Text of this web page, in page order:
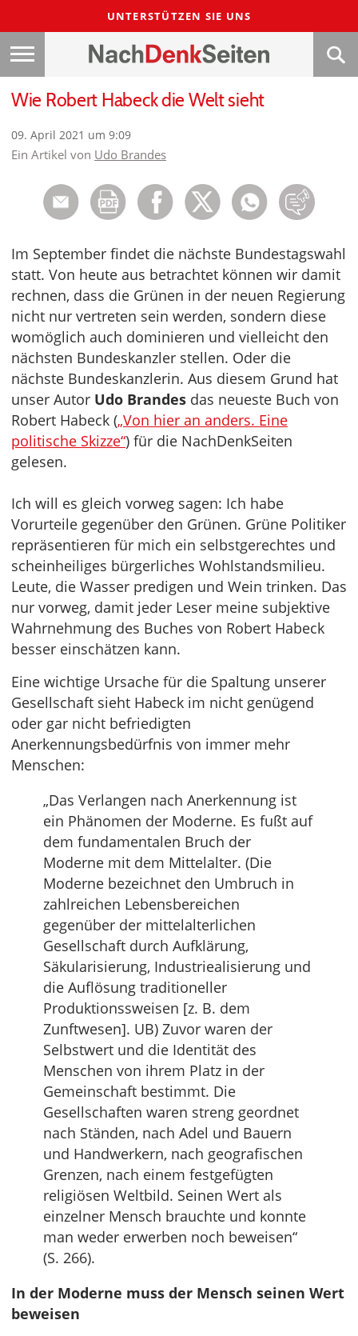
UNTERSTÜTZEN SIE UNS
Wie Robert Habeck die Welt sieht
09. April 2021 um 9:09
Ein Artikel von Udo Brandes
Im September findet die nächste Bundestagswahl
statt. Von heute aus betrachtet können wir damit
rechnen, dass die Grünen in der neuen Regierung
nicht nur vertreten sein werden, sondern diese
womöglich auch dominieren und vielleicht den
nächsten Bundeskanzler stellen. Oder die
nächste Bundeskanzlerin. Aus diesem Grund hat
unser Autor Udo Brandes das neueste Buch von
Robert Habeck („Von hier an anders. Eine
politische Skizze“) für die NachDenkSeiten
gelesen.
Ich will es gleich vorweg sagen: Ich habe
Vorurteile gegenüber den Grünen. Grüne Politiker
repräsentieren für mich ein selbstgerechtes und
scheinheiliges bürgerliches Wohlstandsmilieu.
Leute, die Wasser predigen und Wein trinken. Das
nur vorweg, damit jeder Leser meine subjektive
Wahrnehmung des Buches von Robert Habeck
besser einschätzen kann.
Eine wichtige Ursache für die Spaltung unserer
Gesellschaft sieht Habeck im nicht genügend
oder gar nicht befriedigten
Anerkennungsbedürfnis von immer mehr
Menschen:
„Das Verlangen nach Anerkennung ist
ein Phänomen der Moderne. Es fußt auf
dem fundamentalen Bruch der
Moderne mit dem Mittelalter. (Die
Moderne bezeichnet den Umbruch in
zahlreichen Lebensbereichen
gegenüber der mittelalterlichen
Gesellschaft durch Aufklärung,
Säkularisierung, Industriealisierung und
die Auflösung traditioneller
Produktionssweisen [z. B. dem
Zunftwesen]. UB) Zuvor waren der
Selbstwert und die Identität des
Menschen von ihrem Platz in der
Gemeinschaft bestimmt. Die
Gesellschaften waren streng geordnet
nach Ständen, nach Adel und Bauern
und Handwerkern, nach geografischen
Grenzen, nach einem festgefügten
religiösen Weltbild. Seinen Wert als
einzelner Mensch brauchte und konnte
man weder erwerben noch beweisen“
(S. 266).
In der Moderne muss der Mensch seinen Wert
beweisen